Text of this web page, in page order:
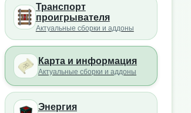
Транспорт
проигрывателя
Актуальные сборки и аддоны
Карта и информация
Актуальные сборки и аддоны
Энергия